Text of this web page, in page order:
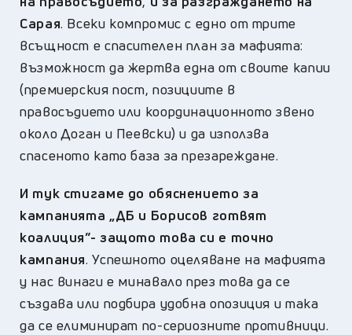
Сарая. Всеки компромис с едно от трите
всъщност е спасителен план за мафията:
възможност да жертва една от своите капии
(премиерския пост, позициите в
правосъдието или координационното звено
около Доган и Пеевски) и да използва
спасеното като база за презареждане.
И тук стигаме до обяснението за
кампанията „ДБ и Борисов готвят
коалиция”- защото това си е точно
кампания. Успешното оцеляване на мафията
у нас винаги е минавало през това да се
създава или подбира удобна опозиция и така
да се елиминират по-сериозните противници.